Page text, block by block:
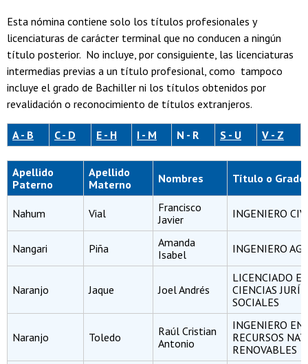
Esta nómina contiene solo los títulos profesionales y
licenciaturas de carácter terminal que no conducen a ningún
título posterior. No incluye, por consiguiente, las licenciaturas
intermedias previas a un título profesional, como tampoco
incluye el grado de Bachiller ni los títulos obtenidos por
revalidación o reconocimiento de títulos extranjeros.
A - B C - D E - H I - M N - R S - U V - Z
Apellido
Paterno
Apellido
Materno
Nombres Título o Grado
Nahum Vial
Francisco
Javier
INGENIERO
Nangari Piña
Amanda
Isabel
INGENIERO
Naranjo Jaque Joel Andrés
LICENCIADO
CIENCIAS
SOCIALES
Naranjo Toledo
Raúl Cristian
Antonio
INGENIERO EN
RECURSOS
RENOVABLES